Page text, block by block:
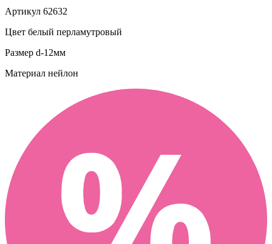
Артикул 62632
Цвет белый перламутровый
Размер d-12мм
Материал нейлон